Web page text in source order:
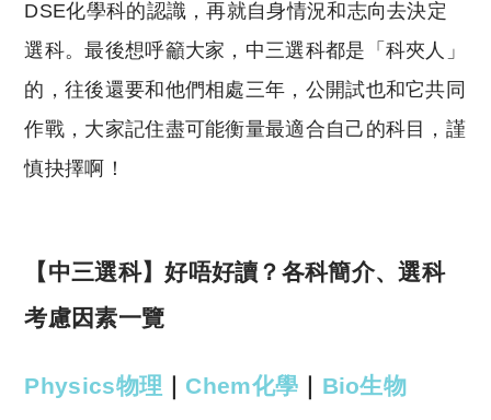
DSE化學科的認識，再就自身情況和志向去決定
選科。最後想呼籲大家，中三選科都是「科夾人」
的，往後還要和他們相處三年，公開試也和它共同
作戰，大家記住盡可能衡量最適合自己的科目，謹
慎抉擇啊！
【中三選科】好唔好讀？各科簡介、選科
考慮因素一覽
Physics物理 Chem化學 Bio生物